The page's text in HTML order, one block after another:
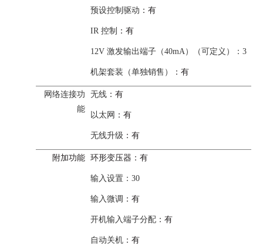
预设控制驱动 ：有
IR 控制 ：有
12V 激发输出端子（40mA）（可定义）：3
机架套装（单独销售） ：有
网络连接功
能
无线：有
以太网 ：有
无线升级 ：有
附加功能 环形变压器 ：有
输入设置：30
输入微调 ：有
开机输入端子分配：有
自动关机：有